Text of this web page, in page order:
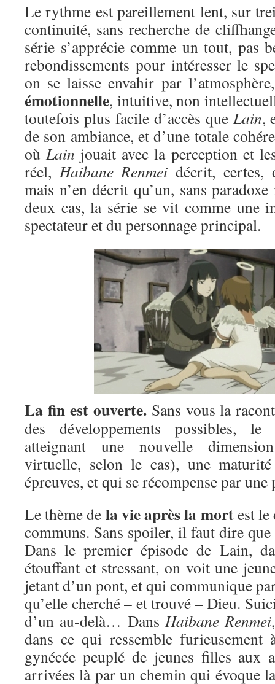
Le rythme est pareillement lent, sur
continuité, sans recherche de
série s’apprécie comme un tout, pas
rebondissements pour intéresser le
on se laisse envahir par
émotionnelle, intuitive, non
toutefois plus facile d’accès que Lain,
de son ambiance, et d’une totale
oùLain jouait avec la perception et
réel, Haibane Renmei décrit, certes,
mais n’en décrit qu’un, sans
deux cas, la série se vit comme une
spectateur et du personnage principal.
La fin est ouverte.Sans vous la
des développements possibles, le
atteignant une nouvelle
virtuelle, selon le cas), une
épreuves, et qui se récompense par
Le thème de la vie après la mortest le
communs. Sans spoiler, il faut dire que
Dans le premier épisode de Lain,
étouffant et stressant, on voit une
jetant d’un pont, et qui communique
qu’elle cherché – et trouvé – Dieu.
d’un au-delà… Dans Haibane Renmei
dans ce qui ressemble furieusement
gynécée peuplé de jeunes filles aux
arrivées là par un chemin qui évoque